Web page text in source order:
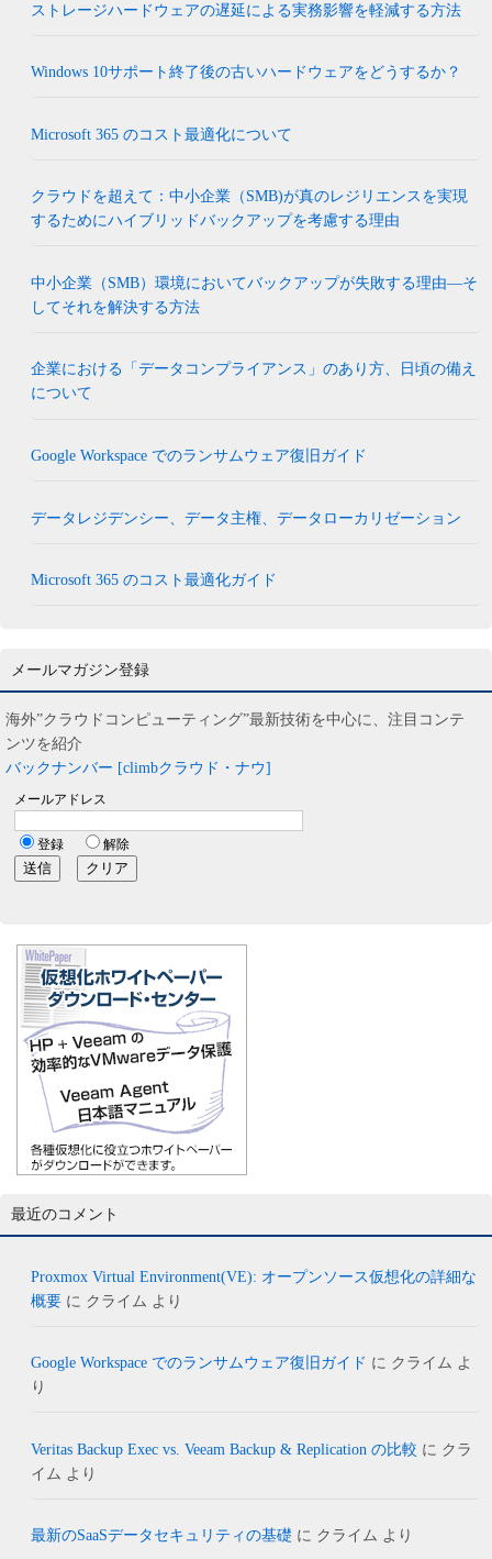
ストレージハードウェアの遅延による実務影響を軽減する方法
Windows 10サポート終了後の古いハードウェアをどうするか？
Microsoft 365 のコスト最適化について
クラウドを超えて：中小企業（SMB)が真のレジリエンスを実現
するためにハイブリッドバックアップを考慮する理由
中小企業（SMB）環境においてバックアップが失敗する理由―そ
してそれを解決する方法
企業における「データコンプライアンス」のあり方、日頃の備え
について
Google Workspace でのランサムウェア復旧ガイド
データレジデンシー、データ主権、データローカリゼーション
Microsoft 365 のコスト最適化ガイド
メールマガジン登録
海外”クラウドコンピューティング”最新技術を中心に、注目コンテ
ンツを紹介
バックナンバー [climbクラウド・ナウ]
最近のコメント
Proxmox Virtual Environment(VE): オープンソース仮想化の詳細な
概要 に クライム より
Google Workspace でのランサムウェア復旧ガイド に クライム よ
り
Veritas Backup Exec vs. Veeam Backup & Replication の比較 に クラ
イム より
最新のSaaSデータセキュリティの基礎 に クライム より